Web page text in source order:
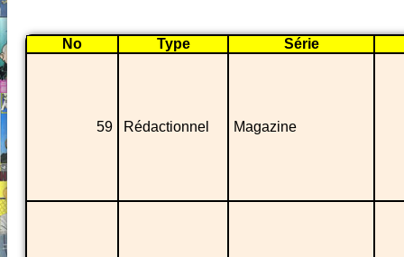
No Type Série
59 Rédactionnel Magazine